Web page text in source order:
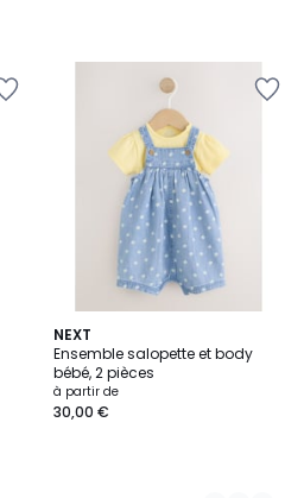
NEXT
Ensemble salopette et body
bébé, 2 pièces
à partir de
30,00 €
2
Couleurs